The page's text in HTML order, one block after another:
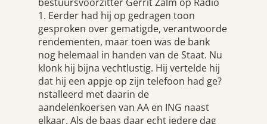
1. Eerder had hij op gedragen toon
gesproken over gematigde, verantwoorde
rendementen, maar toen was de bank
nog helemaal in handen van de Staat. Nu
klonk hij bijna vechtlustig. Hij vertelde hij
dat hij een appje op zijn telefoon had ge?
nstalleerd met daarin de
aandelenkoersen van AA en ING naast
elkaar. Als de baas daar echt iedere dag